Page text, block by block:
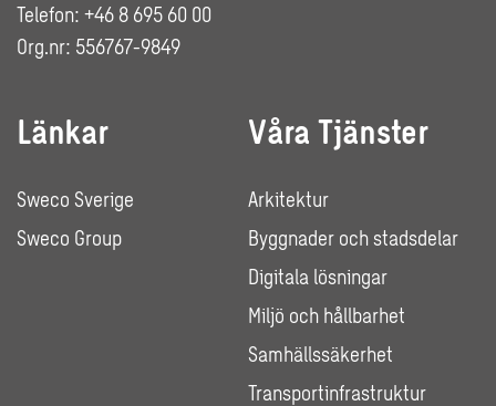
Telefon: +46 8 695 60 00
Org.nr: 556767-9849
Länkar
Sweco Sverige
Sweco Group
Våra Tjänster
Arkitektur
Byggnader och stadsdelar
Digitala lösningar
Miljö och hållbarhet
Samhällssäkerhet
Transportinfrastruktur